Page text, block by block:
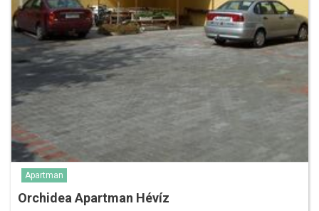
Apartman
Orchidea Apartman Hévíz